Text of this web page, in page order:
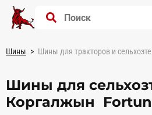
Шины Шины для тракторов и
Шины для
Коргалжын